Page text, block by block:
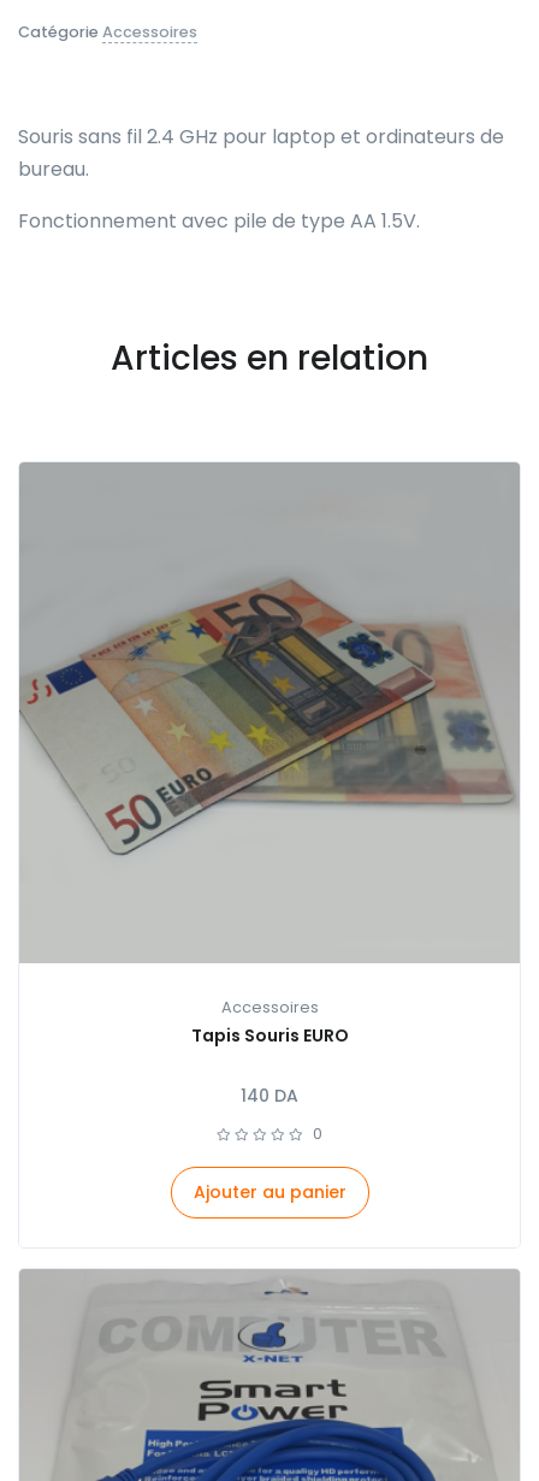
Catégorie Accessoires
Souris sans fil 2.4 GHz pour laptop et ordinateurs de
bureau.
Fonctionnement avec pile de type AA 1.5V.
Articles en relation
Accessoires
Tapis Souris EURO
140 DA
0
Ajouter au panier